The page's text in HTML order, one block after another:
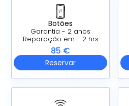
Botões
Garantia - 2 anos
Reparação em - 2 hrs
85 €
Reservar